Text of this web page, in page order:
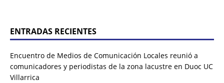
ENTRADAS RECIENTES
Encuentro de Medios de Comunicación Locales reunió a
comunicadores y periodistas de la zona lacustre en Duoc UC
Villarrica